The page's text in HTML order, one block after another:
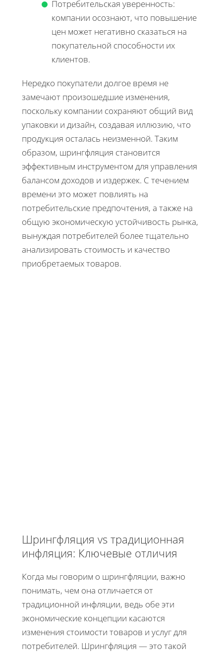
Потребительская уверенность:
компании осознают, что повышение
цен может негативно сказаться на
покупательной способности их
клиентов.
Нередко покупатели долгое время не
замечают произошедшие изменения,
поскольку компании сохраняют общий вид
упаковки и дизайн, создавая иллюзию, что
продукция осталась неизменной. Таким
образом, шрингфляция становится
эффективным инструментом для управления
балансом доходов и издержек. С течением
времени это может повлиять на
потребительские предпочтения, а также на
общую экономическую устойчивость рынка,
вынуждая потребителей более тщательно
анализировать стоимость и качество
приобретаемых товаров.
Шрингфляция vs традиционная
инфляция: Ключевые отличия
Когда мы говорим о шрингфляции, важно
понимать, чем она отличается от
традиционной инфляции, ведь обе эти
экономические концепции касаются
изменения стоимости товаров и услуг для
потребителей. Шрингфляция — это такой